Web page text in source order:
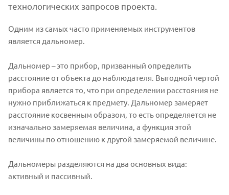
технологических запросов проекта.
Одним из самых часто применяемых инструментов
является дальномер.
Дальномер – это прибор, призванный определить
расстояние от объекта до наблюдателя. Выгодной чертой
прибора является то, что при определении расстояния не
нужно приближаться к предмету. Дальномер замеряет
расстояние косвенным образом, то есть определяется не
изначально замеряемая величина, а функция этой
величины по отношению к другой замеряемой величине.
Дальномеры разделяются на два основных вида:
активный и пассивный.